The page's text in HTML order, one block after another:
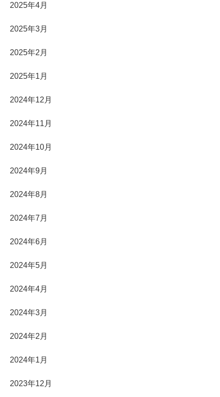
2025年4月
2025年3月
2025年2月
2025年1月
2024年12月
2024年11月
2024年10月
2024年9月
2024年8月
2024年7月
2024年6月
2024年5月
2024年4月
2024年3月
2024年2月
2024年1月
2023年12月